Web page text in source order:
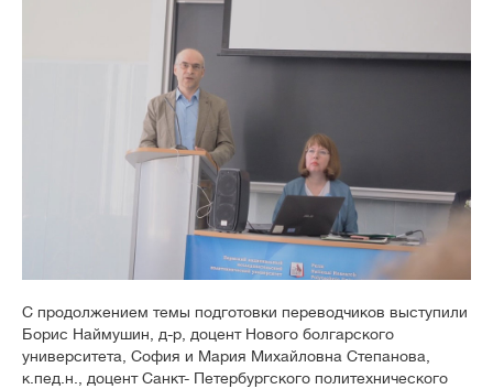
С продолжением темы подготовки переводчиков выступили
Борис Наймушин, д-р, доцент Нового болгарского
университета, София и Мария Михайловна Степанова,
к.пед.н., доцент Санкт- Петербургского политехнического